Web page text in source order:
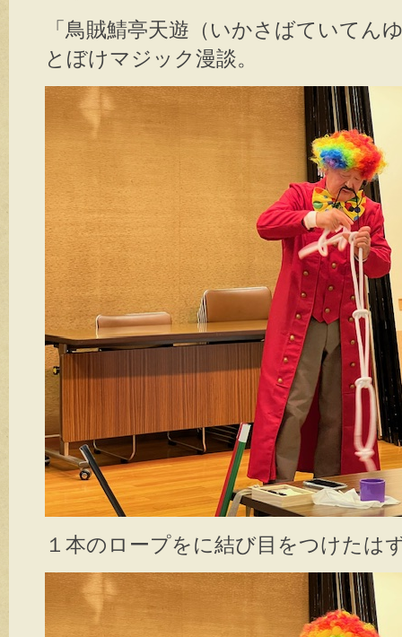
「鳥賊鯖亭天遊（いかさばていてん
とぼけマジック漫談。
１本のロープをに結び目をつけたは